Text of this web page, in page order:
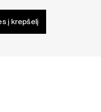
į krepšelį